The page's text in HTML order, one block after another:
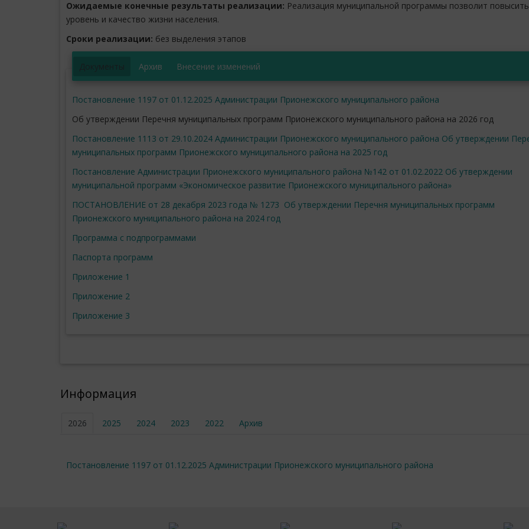
Ожидаемые конечные результаты реализации: Реализация муниципальной программы позволит повысить
уровень и качество жизни населения.
Сроки реализации: без выделения этапов
Архив Внесение изменений
Постановление 1197 от 01.12.2025 Администрации Прионежского муниципального района
Об утверждении Перечня муниципальных программ Прионежского муниципального района на 2026 год
Постановление 1113 от 29.10.2024 Администрации Прионежского муниципального района Об утверждении
муниципальных программ Прионежского муниципального района на 2025 год
Постановление Администрации Прионежского муниципального района №142 от 01.02.2022 Об утверждении
муниципальной программ «Экономическое развитие Прионежского муниципального района»
ПОСТАНОВЛЕНИЕ от 28 декабря 2023 года № 1273 Об утверждении Перечня муниципальных программ
Прионежского муниципального района на 2024 год
Программа с подпрограммами
Паспорта программ
Приложение 1
Приложение 2
Приложение 3
Информация
2026 2025 2024 2023 2022 Архив
Постановление 1197 от 01.12.2025 Администрации Прионежского муниципального района